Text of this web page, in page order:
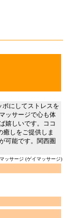
にしてストレスを
ッサージで心も体
嬉しいです。ココ
癒しをご提供しま
可能です。関西圏
マッサージ (ゲイマッサージ)